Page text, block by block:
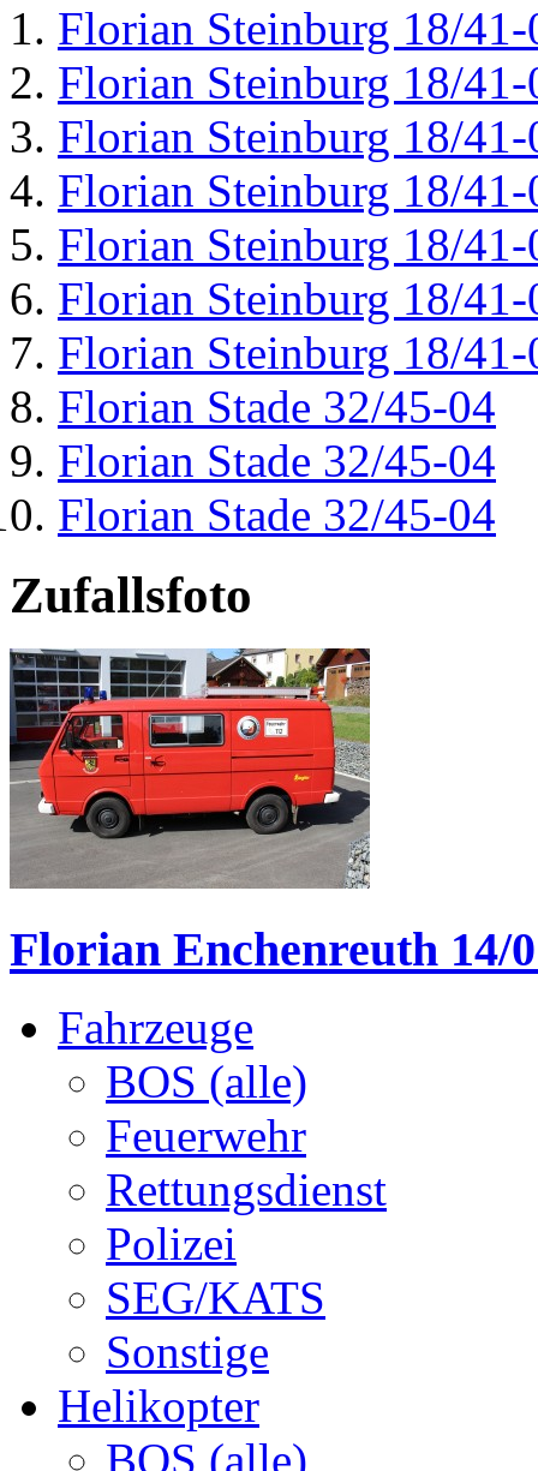
Florian Steinburg 18/41-
Florian Steinburg 18/41-
Florian Steinburg 18/41-
Florian Steinburg 18/41-
Florian Steinburg 18/41-
Florian Steinburg 18/41-
Florian Steinburg 18/41-
Florian Stade 32/45-04
Florian Stade 32/45-04
Florian Stade 32/45-04
Zufallsfoto
Florian Enchenreuth 14/
Fahrzeuge
BOS (alle)
Feuerwehr
Rettungsdienst
Polizei
SEG/KATS
Sonstige
Helikopter
BOS (alle)